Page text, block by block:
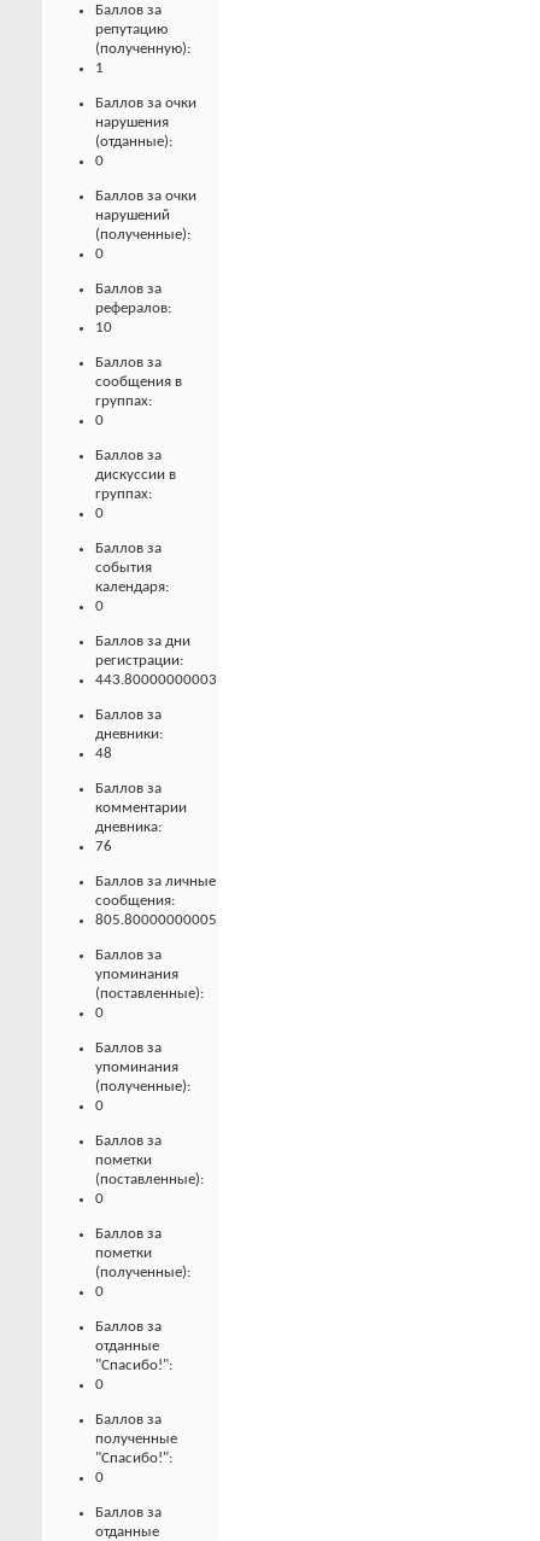
Баллов за
репутацию
(полученную):
1
Баллов за очки
нарушения
(отданные):
0
Баллов за очки
нарушений
(полученные):
0
Баллов за
рефералов:
10
Баллов за
сообщения в
группах:
0
Баллов за
дискуссии в
группах:
0
Баллов за
события
календаря:
0
Баллов за дни
регистрации:
443.80000000003
Баллов за
дневники:
48
Баллов за
комментарии
дневника:
76
Баллов за личные
сообщения:
805.80000000005
Баллов за
упоминания
(поставленные):
0
Баллов за
упоминания
(полученные):
0
Баллов за
пометки
(поставленные):
0
Баллов за
пометки
(полученные):
0
Баллов за
отданные
"Спасибо!":
0
Баллов за
полученные
"Спасибо!":
0
Баллов за
отданные